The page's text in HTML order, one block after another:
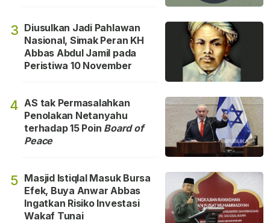
3 Diusulkan Jadi Pahlawan
Nasional, Simak Peran KH
Abbas Abdul Jamil pada
Peristiwa 10 November
4 AS tak Permasalahkan
Penolakan Netanyahu
terhadap 15 Poin Board of
Peace
5 Masjid Istiqlal Masuk Bursa
Efek, Buya Anwar Abbas
Ingatkan Risiko Investasi
Wakaf Tunai